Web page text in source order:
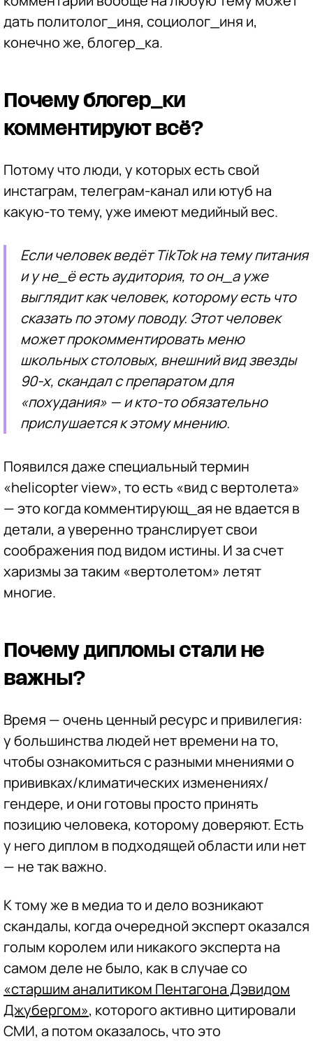
дать политолог_иня, социолог_иня и,
конечно же, блогер_ка.
Почему блогер_ки
комментируют всё?
Потому что люди, у которых есть свой
инстаграм, телеграм-канал или ютуб на
какую-то тему, уже имеют медийный вес.
Если человек ведёт TikTok на тему питания
и у не_ё есть аудитория, то он_а уже
выглядит как человек, которому есть что
сказать по этому поводу. Этот человек
может прокомментировать меню
школьных столовых, внешний вид звезды
90-х, скандал с препаратом для
«похудания» — и кто-то обязательно
прислушается к этому мнению.
Появился даже специальный термин
«helicopter view», то есть «вид с вертолета»
— это когда комментирующ_ая не вдается в
детали, а уверенно транслирует свои
соображения под видом истины. И за счет
харизмы за таким «вертолетом» летят
многие.
Почему дипломы стали не
важны?
Время — очень ценный ресурс и привилегия:
у большинства людей нет времени на то,
чтобы ознакомиться с разными мнениями о
прививках/климатических изменениях/
гендере, и они готовы просто принять
позицию человека, которому доверяют. Есть
у него диплом в подходящей области или нет
— не так важно.
К тому же в медиа то и дело возникают
скандалы, когда очередной эксперт оказался
голым королем или никакого эксперта на
самом деле не было, как в случае со
«старшим аналитиком Пентагона Дэвидом
Джубергом», которого активно цитировали
СМИ, а потом оказалось, что это